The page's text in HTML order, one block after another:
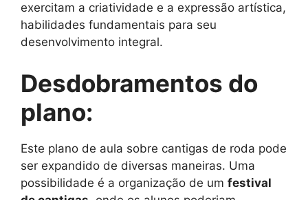
exercitam a criatividade e a expressão artística,
habilidades fundamentais para seu
desenvolvimento integral.
Desdobramentos do
plano:
Este plano de aula sobre cantigas de roda pode
ser expandido de diversas maneiras. Uma
possibilidade é a organização de um festival